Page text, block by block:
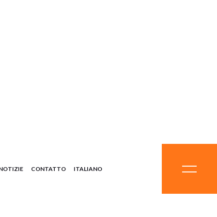
CONTATTO ITALIANO